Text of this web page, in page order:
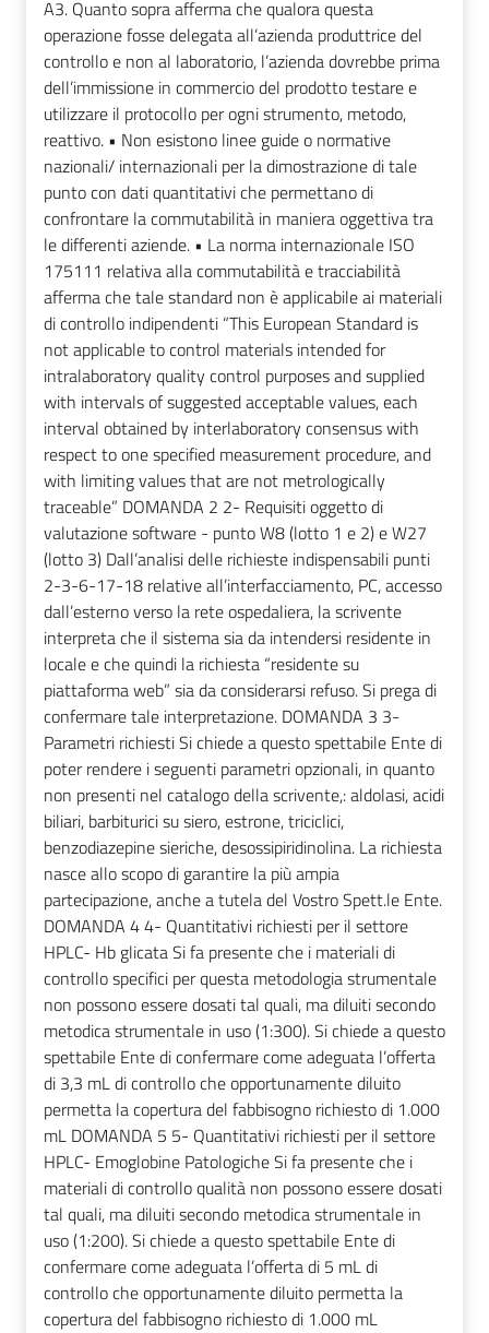
A3. Quanto sopra afferma che qualora questa
operazione fosse delegata all’azienda produttrice del
controllo e non al laboratorio, l’azienda dovrebbe prima
dell’immissione in commercio del prodotto testare e
utilizzare il protocollo per ogni strumento, metodo,
reattivo. • Non esistono linee guide o normative
nazionali/ internazionali per la dimostrazione di tale
punto con dati quantitativi che permettano di
confrontare la commutabilità in maniera oggettiva tra
le differenti aziende. • La norma internazionale ISO
175111 relativa alla commutabilità e tracciabilità
afferma che tale standard non è applicabile ai materiali
di controllo indipendenti “This European Standard is
not applicable to control materials intended for
intralaboratory quality control purposes and supplied
with intervals of suggested acceptable values, each
interval obtained by interlaboratory consensus with
respect to one specified measurement procedure, and
with limiting values that are not metrologically
traceable” DOMANDA 2 2- Requisiti oggetto di
valutazione software - punto W8 (lotto 1 e 2) e W27
(lotto 3) Dall’analisi delle richieste indispensabili punti
2-3-6-17-18 relative all’interfacciamento, PC, accesso
dall’esterno verso la rete ospedaliera, la scrivente
interpreta che il sistema sia da intendersi residente in
locale e che quindi la richiesta “residente su
piattaforma web” sia da considerarsi refuso. Si prega di
confermare tale interpretazione. DOMANDA 3 3-
Parametri richiesti Si chiede a questo spettabile Ente di
poter rendere i seguenti parametri opzionali, in quanto
non presenti nel catalogo della scrivente,: aldolasi, acidi
biliari, barbiturici su siero, estrone, triciclici,
benzodiazepine sieriche, desossipiridinolina. La richiesta
nasce allo scopo di garantire la più ampia
partecipazione, anche a tutela del Vostro Spett.le Ente.
DOMANDA 4 4- Quantitativi richiesti per il settore
HPLC- Hb glicata Si fa presente che i materiali di
controllo specifici per questa metodologia strumentale
non possono essere dosati tal quali, ma diluiti secondo
metodica strumentale in uso (1:300). Si chiede a questo
spettabile Ente di confermare come adeguata l’offerta
di 3,3 mL di controllo che opportunamente diluito
permetta la copertura del fabbisogno richiesto di 1.000
mL DOMANDA 5 5- Quantitativi richiesti per il settore
HPLC- Emoglobine Patologiche Si fa presente che i
materiali di controllo qualità non possono essere dosati
tal quali, ma diluiti secondo metodica strumentale in
uso (1:200). Si chiede a questo spettabile Ente di
confermare come adeguata l’offerta di 5 mL di
controllo che opportunamente diluito permetta la
copertura del fabbisogno richiesto di 1.000 mL